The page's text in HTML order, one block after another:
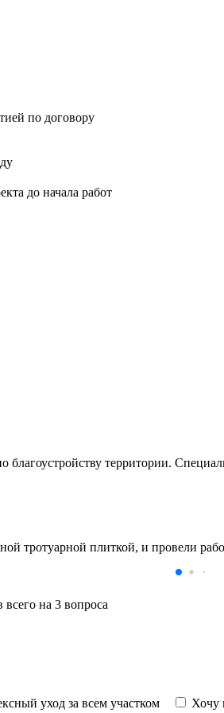
по договору
до начала работ
благоустройству территории.
плиткой, и провели
всего на 3 вопроса
уход за всем участком Хочу